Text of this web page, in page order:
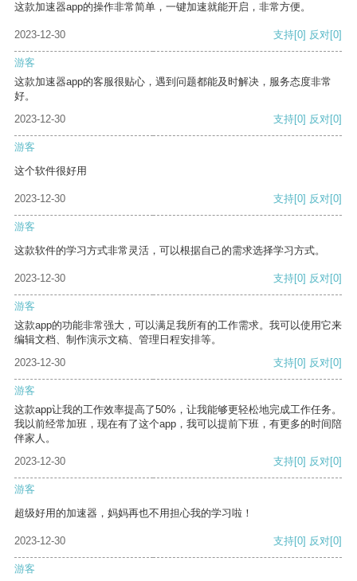
这款加速器app的操作非常简单，一键加速就能开启，非常方便。
2023-12-30 支持[0] 反对[0]
游客
这款加速器app的客服很贴心，遇到问题都能及时解决，服务态度非常
好。
2023-12-30
支持[0] 反对[0]
游客
这个软件很好用
2023-12-30 支持[0] 反对[0]
游客
这款软件的学习方式非常灵活，可以根据自己的需求选择学习方式。
2023-12-30 支持[0] 反对[0]
游客
这款app的功能非常强大，可以满足我所有的工作需求。我可以使用它来
编辑文档、制作演示文稿、管理日程安排等。
2023-12-30
支持[0] 反对[0]
游客
这款app让我的工作效率提高了50%，让我能够更轻松地完成工作任务。
我以前经常加班，现在有了这个app，我可以提前下班，有更多的时间陪
伴家人。
2023-12-30
支持[0] 反对[0]
游客
超级好用的加速器，妈妈再也不用担心我的学习啦！
2023-12-30 支持[0] 反对[0]
游客